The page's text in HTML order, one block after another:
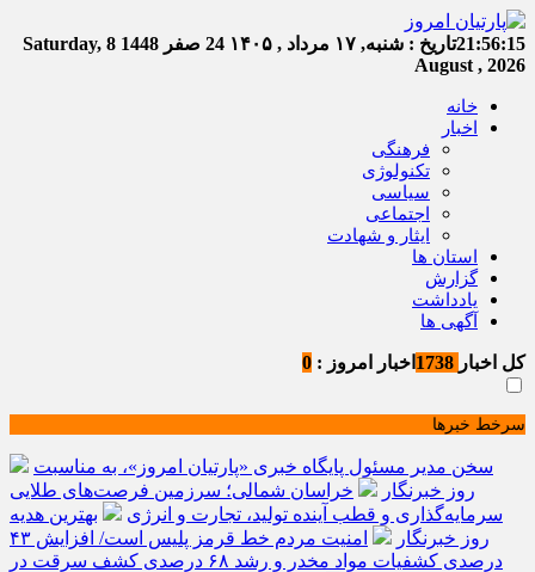
21:56:16تاریخ : شنبه, ۱۷ مرداد , ۱۴۰۵ 24 صفر 1448
Saturday, 8
August , 2026
خانه
اخبار
فرهنگی
تکنولوژی
سیاسی
اجتماعی
ایثار و شهادت
استان ها
گزارش
یادداشت
آگهی ها
کل اخبار اخبار امروز : 0
سرخط خبرها
سخن مدیر مسئول پایگاه خبری «پارتیان امروز»، به مناسبت
روز خبرنگار
خراسان شمالی؛ سرزمین فرصت‌های طلایی
سرمایه‌گذاری و قطب آینده تولید، تجارت و انرژی
بهترین هدیه
روز خبرنگار
امنیت مردم خط قرمز پلیس است/ افزایش ۴۳
درصدی کشفیات مواد مخدر و رشد ۶۸ درصدی کشف سرقت در